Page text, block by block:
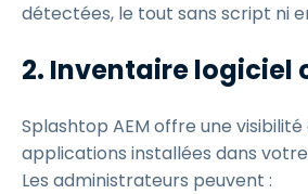
détectées, le tout sans script ni
2. Inventaire logiciel
Splashtop AEM offre une
applications installées dans
Les administrateurs peuvent :